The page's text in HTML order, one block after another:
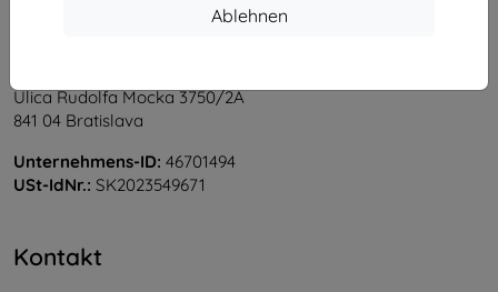
Ablehnen
Ulica Rudolfa Mocka 3750/2A
841 04 Bratislava
Unternehmens-ID: 46701494
USt-IdNr.: SK2023549671
Kontakt